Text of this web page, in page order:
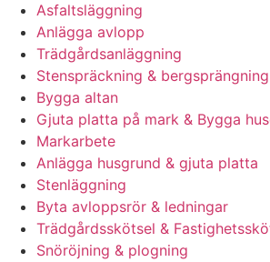
Asfaltsläggning
Anlägga avlopp
Trädgårdsanläggning
Stenspräckning & bergsprängning
Bygga altan
Gjuta platta på mark & Bygga
Markarbete
Anlägga husgrund & gjuta platta
Stenläggning
Byta avloppsrör & ledningar
Trädgårdsskötsel &
Snöröjning & plogning